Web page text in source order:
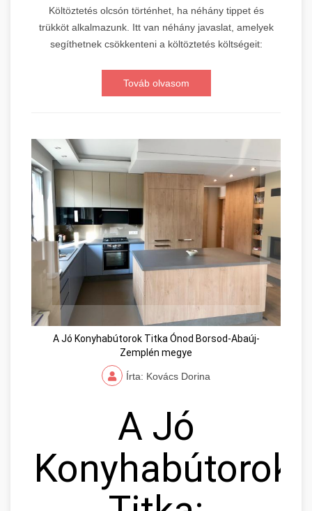
Költöztetés olcsón történhet, ha néhány tippet és
trükköt alkalmazunk. Itt van néhány javaslat, amelyek
segíthetnek csökkenteni a költöztetés költségeit:
Továb olvasom
A Jó Konyhabútorok Titka Ónod Borsod-Abaúj-
Zemplén megye
Írta: Kovács Dorina
A Jó
Konyhabútorok